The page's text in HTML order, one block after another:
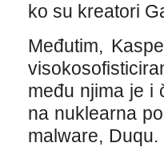
ko su kreatori
Međutim,
među njima je i
na nuklearna
malware,